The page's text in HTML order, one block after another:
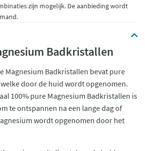
zijn mogelijk. De aanbieding wordt
Badkristallen
Magnesium Badkristallen bevat pure
door de huid wordt opgenomen.
100% pure Magnesium Badkristallen is
te ontspannen na een lange dag of
wordt opgenomen door het